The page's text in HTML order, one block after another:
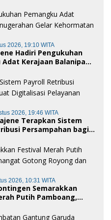
2026, 19:10 WITA
Hadiri Pengukuhan
Adat Kerajaan Balanipa
Adat
2026, 19:46 WITA
Terapkan Sistem
Persampahan bagi
2026, 10:31 WITA
Semarakkan
Putih Pamboang,
Cinta Tanah Air